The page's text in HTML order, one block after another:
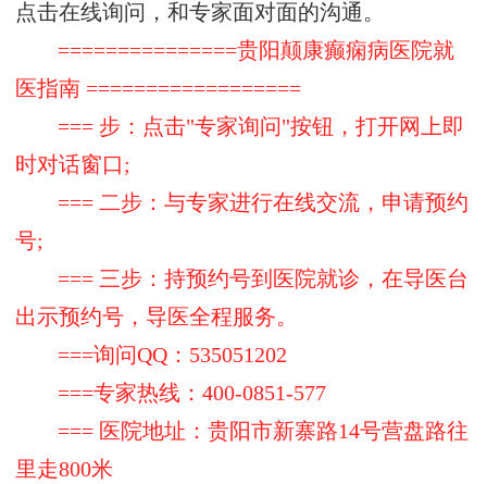
点击在线询问，和专家面对面的沟通。
===============贵阳颠康癫痫病医院就
医指南 ==================
=== 步：点击"专家询问"按钮，打开网上即
时对话窗口;
=== 二步：与专家进行在线交流，申请预约
号;
=== 三步：持预约号到医院就诊，在导医台
出示预约号，导医全程服务。
===询问QQ：535051202
===专家热线：400-0851-577
=== 医院地址：贵阳市新寨路14号营盘路往
里走800米